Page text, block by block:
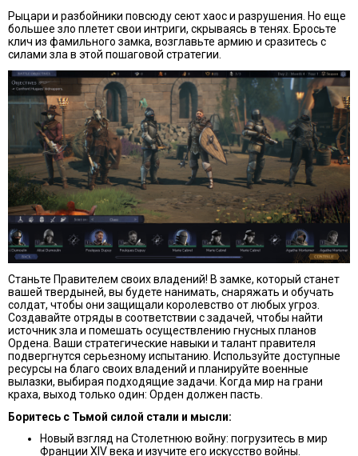
Рыцари и разбойники повсюду сеют хаос и разрушения. Но еще
большее зло плетет свои интриги, скрываясь в тенях. Бросьте
клич из фамильного замка, возглавьте армию и сразитесь с
силами зла в этой пошаговой стратегии.
Станьте Правителем своих владений! В замке, который станет
вашей твердыней, вы будете нанимать, снаряжать и обучать
солдат, чтобы они защищали королевство от любых угроз.
Создавайте отряды в соответствии с задачей, чтобы найти
источник зла и помешать осуществлению гнусных планов
Ордена. Ваши стратегические навыки и талант правителя
подвергнутся серьезному испытанию. Используйте доступные
ресурсы на благо своих владений и планируйте военные
вылазки, выбирая подходящие задачи. Когда мир на грани
краха, выход только один: Орден должен пасть.
Боритесь с Тьмой силой стали и мысли:
Новый взгляд на Столетнюю войну: погрузитесь в мир
Франции XIV века и изучите его искусство войны.